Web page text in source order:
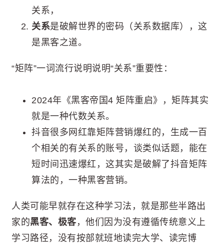
关系，
关系是破解世界的密码（关系数据库），这
是黑客之道。
“矩阵”一词流行说明说明“关系”重要性：
2024年《黑客帝国4 矩阵重启》，矩阵其实
就是一种代数关系。
抖音很多网红靠矩阵营销爆红的，生成一百
个相关的有关系的账号，谈类似话题，能在
短时间迅速爆红，这其实是破解了抖音矩阵
算法的，一种黑客营销。
人类可能早就存在这种学习法，就是那些半路出
家的黑客、极客，他们因为没有遵循传统意义上
学习路径，没有按部就班地读完大学、读完博